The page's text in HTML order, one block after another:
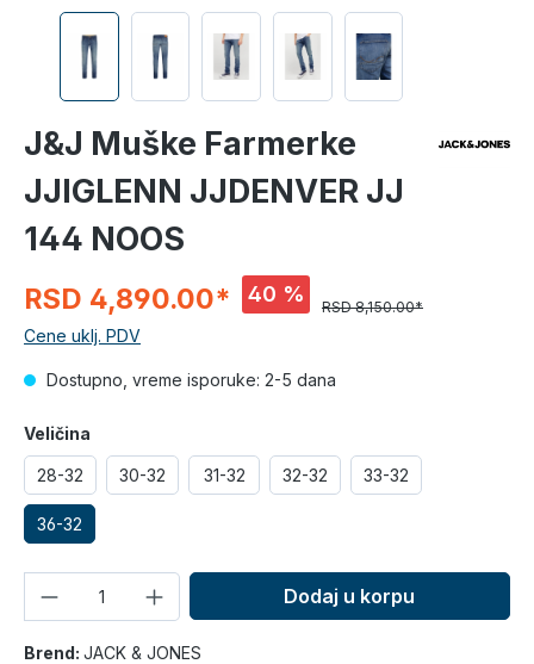
J&J Muške Farmerke
JJIGLENN JJDENVER JJ
144 NOOS
RSD 4,890.00* 40 %
RSD 8,150.00*
Cene uklj. PDV
Dostupno, vreme isporuke: 2-5 dana
Veličina
28-32 30-32 31-32 32-32 33-32
36-32
Dodaj u korpu
Brend: JACK & JONES